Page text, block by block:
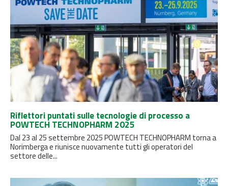
Riflettori puntati sulle tecnologie di processo a
POWTECH TECHNOPHARM 2025
Dal 23 al 25 settembre 2025 POWTECH TECHNOPHARM torna a
Norimberga e riunisce nuovamente tutti gli operatori del
settore delle...